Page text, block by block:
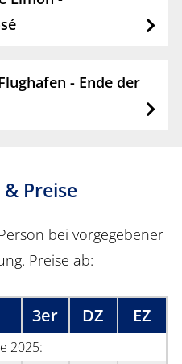
- Ende der
Preise
bei vorgegebener
Preise ab:
3er DZ EZ
2025: